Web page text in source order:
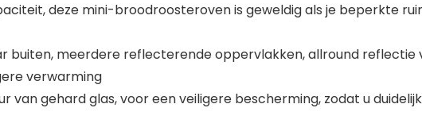
deze mini-broodroosteroven is geweldig als je beperkte
buiten, meerdere reflecterende oppervlakken, allround
verwarming
van gehard glas, voor een veiligere bescherming, zodat u